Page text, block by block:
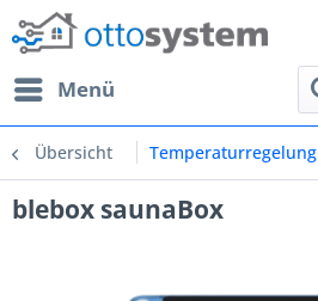
Menü
Übersicht Temperaturregelung
blebox saunaBox